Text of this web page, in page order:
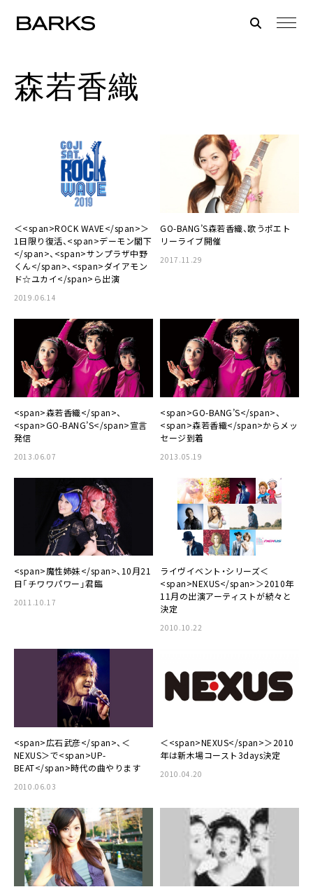
森若香織
＜<span>ROCK WAVE</span>＞
1日限り復活、<span>デーモン閣下
</span>、<span>サンプラザ中野
くん</span>、<span>ダイアモン
ド☆ユカイ</span>ら出演
2019.06.14
GO-BANG’S森若香織、歌うポエト
リーライブ開催
2017.11.29
<span>森若香織</span>、
<span>GO-BANG’S</span>宣言
発信
2013.06.07
<span>GO-BANG’S</span>、
<span>森若香織</span>からメッ
セージ到着
2013.05.19
<span>魔性姉妹</span>、10月21
日「チワワパワー」君臨
2011.10.17
ライヴイベント・シリーズ＜
<span>NEXUS</span>＞2010年
11月の出演アーティストが続々と
決定
2010.10.22
<span>広石武彦</span>、＜
NEXUS＞で<span>UP-
BEAT</span>時代の曲やります
2010.06.03
＜<span>NEXUS</span>＞2010
年は新木場コースト3days決定
2010.04.20